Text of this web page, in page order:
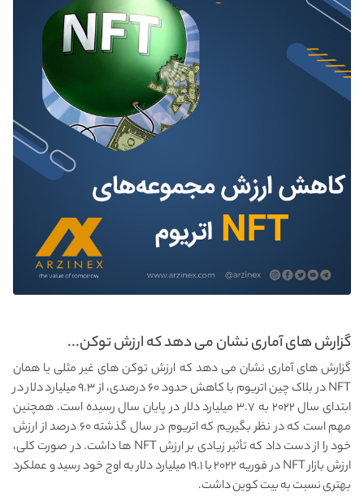
گزارش های آماری نشان می دهد که ارزش توکن‌...
گزارش های آماری نشان می دهد که ارزش توکن‌ های غیر مثلی یا همان
NFT در بلاک چین اتریوم با کاهش حدود ۶۰ درصدی، از ۹.۳ میلیارد دلار در
ابتدای سال ۲۰۲۲ به ۳.۷ میلیارد دلار در پایان سال رسیده است. همچنین
مهم است که در نظر بگیریم که اتریوم در سال گذشته ۶۰ درصد از ارزش
خود را از دست داد که تأثیر زیادی بر ارزش NFT ها داشت. در صورت کلی،
ارزش بازار NFT در فوریه ۲۰۲۲ با ۱۹.۱ میلیارد دلار به اوج خود رسید و عملکرد
بهتری نسبت به بیت کوین داشت.